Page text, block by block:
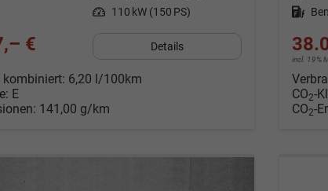
Leistung 110 kW (150 PS)
€ Details
kombiniert: 6,20 l/100km
E
141,00 g/km
Kraftstoff
incl. 19%
CO2-
CO2-